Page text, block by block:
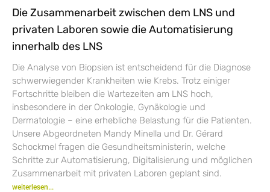
Die Zusammenarbeit zwischen dem LNS und
privaten Laboren sowie die Automatisierung
innerhalb des LNS
Die Analyse von Biopsien ist entscheidend für die Diagnose
schwerwiegender Krankheiten wie Krebs. Trotz einiger
Fortschritte bleiben die Wartezeiten am LNS hoch,
insbesondere in der Onkologie, Gynäkologie und
Dermatologie – eine erhebliche Belastung für die Patienten.
Unsere Abgeordneten Mandy Minella und Dr. Gérard
Schockmel fragen die Gesundheitsministerin, welche
Schritte zur Automatisierung, Digitalisierung und möglichen
Zusammenarbeit mit privaten Laboren geplant sind.
weiterlesen...